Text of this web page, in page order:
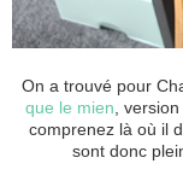
On a trouvé pour
que le mien ,
comprenez là où il
sont donc